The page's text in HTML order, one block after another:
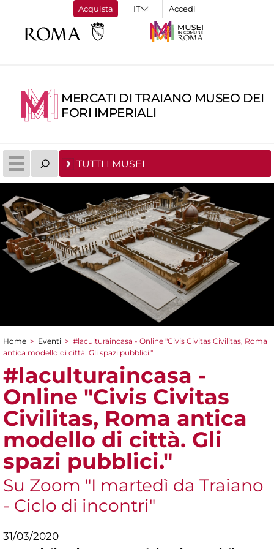
Acquista Accedi
MERCATI DI TRAIANO MUSEO DEI
FORI IMPERIALI
TUTTI I MUSEI
Tu sei qui
Home > Eventi > #laculturaincasa - Online "Civis Civitas Civilitas, Roma
antica modello di città. Gli spazi pubblici."
#laculturaincasa -
Online "Civis Civitas
Civilitas, Roma antica
modello di città. Gli
spazi pubblici."
Su Zoom "I martedì da Traiano
- Ciclo di incontri"
31/03/2020